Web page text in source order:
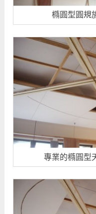
橢圓型圓規
專業的橢圓型